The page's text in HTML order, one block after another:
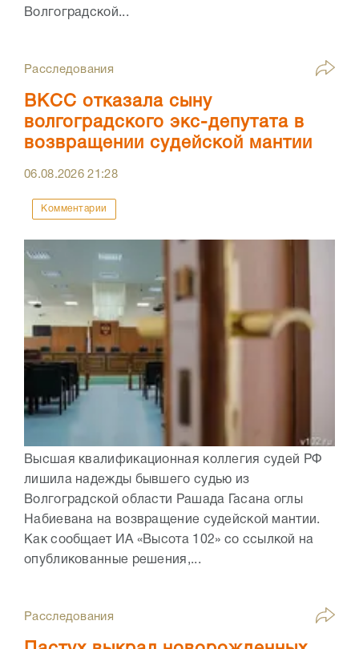
Волгоградской...
Расследования
ВКСС отказала сыну
волгоградского экс-депутата в
возвращении судейской мантии
06.08.202621:28
Комментарии
Высшая квалификационная коллегия судей РФ
лишила надежды бывшего судью из
Волгоградской области Рашада Гасана оглы
Набиевана на возвращение судейской мантии.
Как сообщает ИА «Высота 102» со ссылкой на
опубликованные решения,...
Расследования